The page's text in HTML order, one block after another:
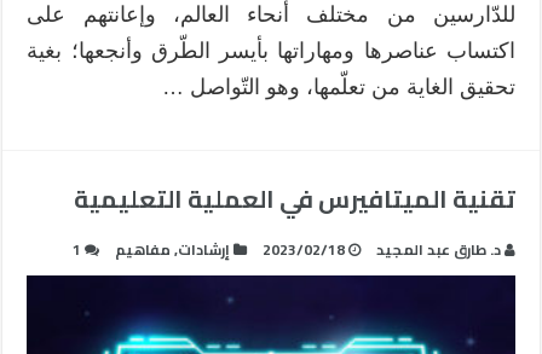
للدّارسين من مختلف أنحاء العالم، وإعانتهم على
اكتساب عناصرها ومهاراتها بأيسر الطّرق وأنجعها؛ بغية
تحقيق الغاية من تعلّمها، وهو التّواصل …
تقنية الميتافيرس في العملية التعليمية
د. طارق عبد المجيد 2023/02/18 إرشادات,مفاهيم 1